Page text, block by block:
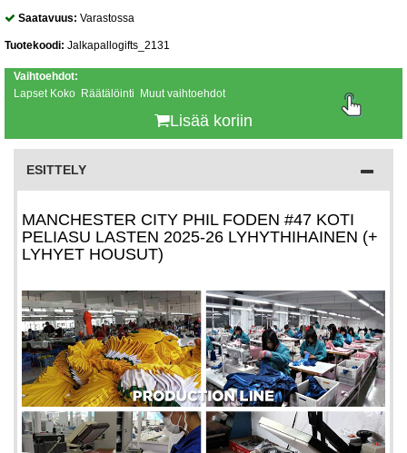
Saatavuus: Varastossa
Tuotekoodi: Jalkapallogifts_2131
Vaihtoehdot:
Lapset Koko Räätälöinti Muut vaihtoehdot
Lisää koriin
ESITTELY
MANCHESTER CITY PHIL FODEN #47 KOTI
PELIASU LASTEN 2025-26 LYHYTHIHAINEN (+
LYHYET HOUSUT)